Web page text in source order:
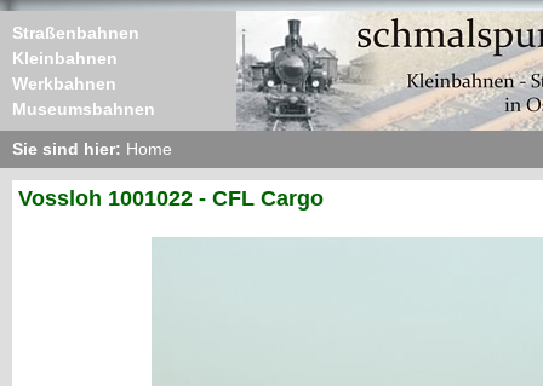
Straßenbahnen
Kleinbahnen
Werkbahnen
Museumsbahnen
Sie sind hier: Home
Vossloh 1001022 - CFL Cargo